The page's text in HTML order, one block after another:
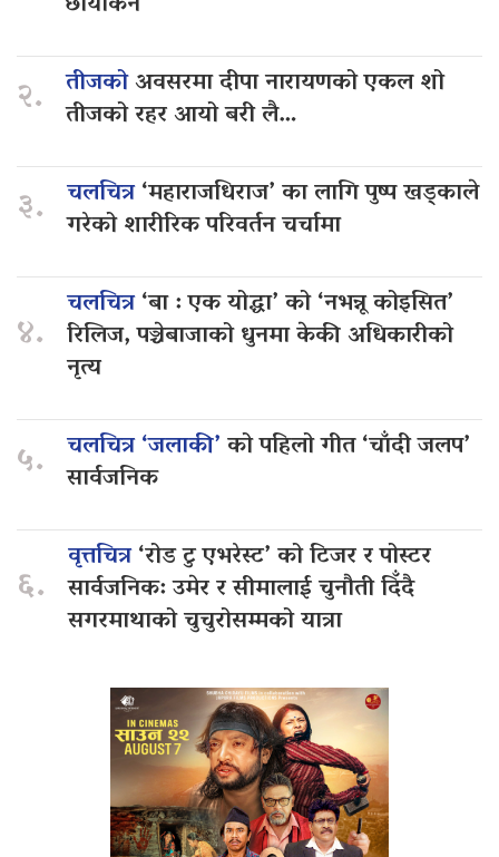
२. तीजकोअवसरमा दीपा नारायणको एकल शो
तीजको रहर आयो बरी लै…
३. चलचित्र‘महाराजधिराज’ का लागि पुष्प खड्काले
गरेको शारीरिक परिवर्तन चर्चामा
४.
चलचित्र‘बा : एक योद्धा’ को ‘नभन्नू कोइसित’
रिलिज, पञ्चेबाजाको धुनमा केकी अधिकारीको
नृत्य
५. चलचित्र ‘जलाकी’को पहिलो गीत ‘चाँदी जलप’
सार्वजनिक
६.
वृत्तचित्र‘रोड टु एभरेस्ट’ को टिजर र पोस्टर
सार्वजनिक: उमेर र सीमालाई चुनौती दिँदै
सगरमाथाको चुचुरोसम्मको यात्रा